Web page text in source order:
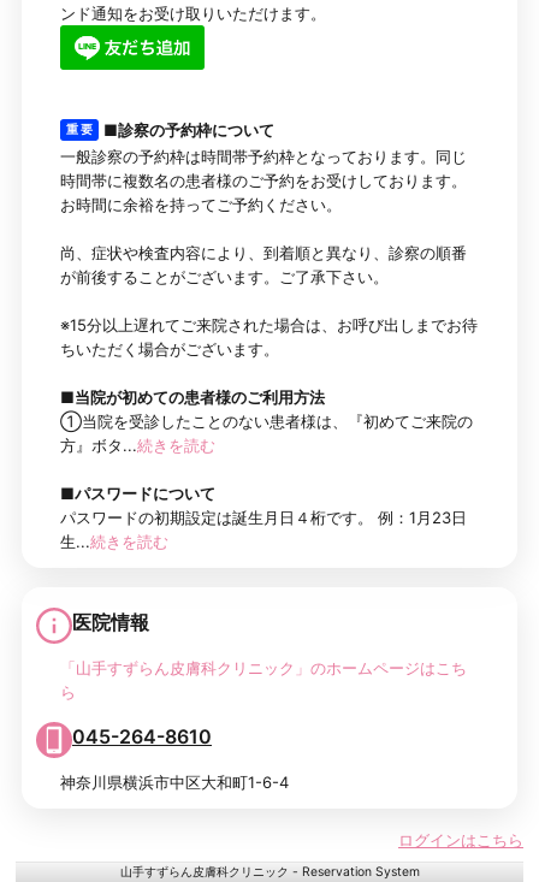
ンド通知をお受け取りいただけます。
重 要
■診察の予約枠について
一般診察の予約枠は時間帯予約枠となっております。同じ
時間帯に複数名の患者様のご予約をお受けしております。
お時間に余裕を持ってご予約ください。
尚、症状や検査内容により、到着順と異なり、診察の順番
が前後することがございます。ご了承下さい。
※15分以上遅れてご来院された場合は、お呼び出しまでお待
ちいただく場合がございます。
■当院が初めての患者様のご利用方法
①当院を受診したことのない患者様は、『初めてご来院の
方』ボタ...続きを読む
■パスワードについて
パスワードの初期設定は誕生月日４桁です。 例：1月23日
生...続きを読む
医院情報
「山手すずらん皮膚科クリニック」のホームページはこち
ら
045-264-8610
神奈川県横浜市中区大和町1-6-4
ログインはこちら
山手すずらん皮膚科クリニック - Reservation System